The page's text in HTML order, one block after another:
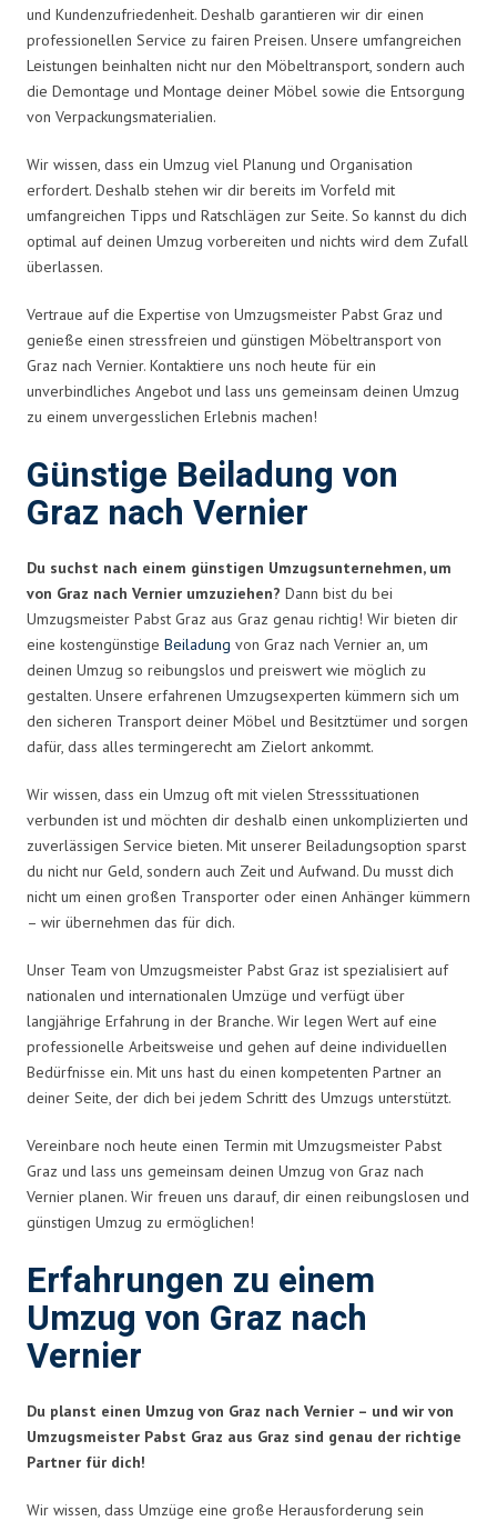
und Kundenzufriedenheit. Deshalb garantieren wir dir einen
professionellen Service zu fairen Preisen. Unsere umfangreichen
Leistungen beinhalten nicht nur den Möbeltransport, sondern auch
die Demontage und Montage deiner Möbel sowie die Entsorgung
von Verpackungsmaterialien.
Wir wissen, dass ein Umzug viel Planung und Organisation
erfordert. Deshalb stehen wir dir bereits im Vorfeld mit
umfangreichen Tipps und Ratschlägen zur Seite. So kannst du dich
optimal auf deinen Umzug vorbereiten und nichts wird dem Zufall
überlassen.
Vertraue auf die Expertise von Umzugsmeister Pabst Graz und
genieße einen stressfreien und günstigen Möbeltransport von
Graz nach Vernier. Kontaktiere uns noch heute für ein
unverbindliches Angebot und lass uns gemeinsam deinen Umzug
zu einem unvergesslichen Erlebnis machen!
Günstige Beiladung von
Graz nach Vernier
Du suchst nach einem günstigen Umzugsunternehmen, um
von Graz nach Vernier umzuziehen? Dann bist du bei
Umzugsmeister Pabst Graz aus Graz genau richtig! Wir bieten dir
eine kostengünstige Beiladung von Graz nach Vernier an, um
deinen Umzug so reibungslos und preiswert wie möglich zu
gestalten. Unsere erfahrenen Umzugsexperten kümmern sich um
den sicheren Transport deiner Möbel und Besitztümer und sorgen
dafür, dass alles termingerecht am Zielort ankommt.
Wir wissen, dass ein Umzug oft mit vielen Stresssituationen
verbunden ist und möchten dir deshalb einen unkomplizierten und
zuverlässigen Service bieten. Mit unserer Beiladungsoption sparst
du nicht nur Geld, sondern auch Zeit und Aufwand. Du musst dich
nicht um einen großen Transporter oder einen Anhänger kümmern
– wir übernehmen das für dich.
Unser Team von Umzugsmeister Pabst Graz ist spezialisiert auf
nationalen und internationalen Umzüge und verfügt über
langjährige Erfahrung in der Branche. Wir legen Wert auf eine
professionelle Arbeitsweise und gehen auf deine individuellen
Bedürfnisse ein. Mit uns hast du einen kompetenten Partner an
deiner Seite, der dich bei jedem Schritt des Umzugs unterstützt.
Vereinbare noch heute einen Termin mit Umzugsmeister Pabst
Graz und lass uns gemeinsam deinen Umzug von Graz nach
Vernier planen. Wir freuen uns darauf, dir einen reibungslosen und
günstigen Umzug zu ermöglichen!
Erfahrungen zu einem
Umzug von Graz nach
Vernier
Du planst einen Umzug von Graz nach Vernier – und wir von
Umzugsmeister Pabst Graz aus Graz sind genau der richtige
Partner für dich!
Wir wissen, dass Umzüge eine große Herausforderung sein